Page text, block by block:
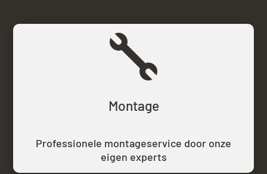

Montage
Professionele montageservice door onze
eigen experts